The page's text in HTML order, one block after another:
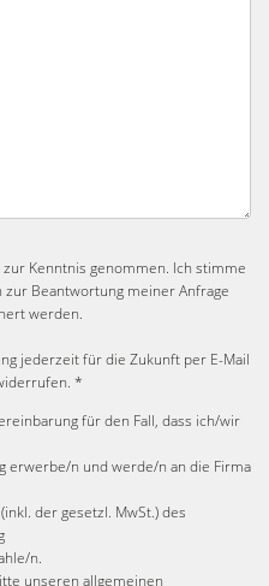
zur Kenntnis genommen. Ich stimme
zur Beantwortung meiner Anfrage
werden.
jederzeit für die Zukunft per E-Mail
*
für den Fall, dass ich/wir
erwerbe/n und werde/n an die Firma
der gesetzl. MwSt.) des
n.
unseren allgemeinen